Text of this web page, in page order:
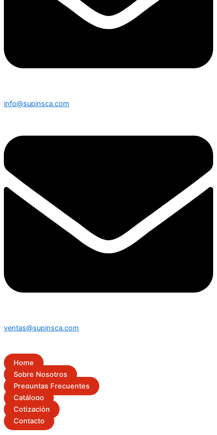
info@supinsca.com
ventas@supinsca.com
Home
Sobre Nosotros
Preguntas Frecuentes
Catálogo
Cotización
Contacto